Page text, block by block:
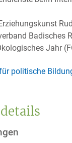
Badisches
Jahr
politische